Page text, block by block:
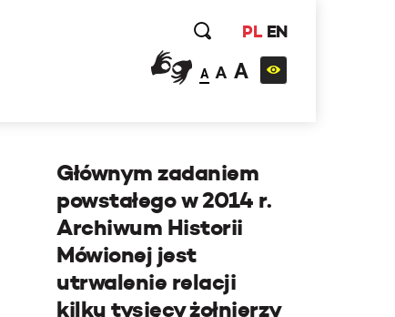
PL EN
A A A
Głównym zadaniem
powstałego w 2014 r.
Archiwum Historii
Mówionej jest
utrwalenie relacji
kilku tysięcy żołnierzy